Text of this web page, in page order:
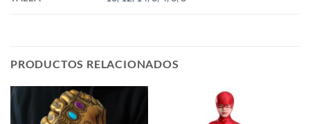
PRODUCTOS RELACIONADOS